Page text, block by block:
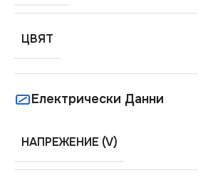
ЦВЯТ
Електрически Данни
НАПРЕЖЕНИЕ (V)